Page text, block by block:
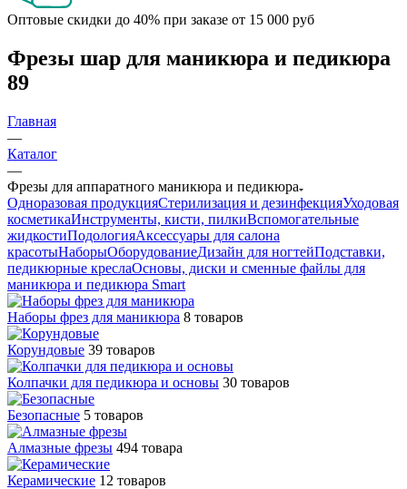
Оптовые скидки до 40% при заказе от 15 000 руб
Фрезы шар для маникюра и педикюра
89
Главная
—
Каталог
—
Фрезы для аппаратного маникюра и педикюра
Одноразовая продукцияСтерилизация и дезинфекцияУходовая
косметикаИнструменты, кисти, пилкиВспомогательные
жидкостиПодологияАксессуары для салона
красотыНаборыОборудованиеДизайн для ногтейПодставки,
педикюрные креслаОсновы, диски и сменные файлы для
маникюра и педикюра Smart
Наборы фрез для маникюра 8 товаров
Корундовые 39 товаров
Колпачки для педикюра и основы 30 товаров
Безопасные 5 товаров
Алмазные фрезы 494 товара
Керамические 12 товаров